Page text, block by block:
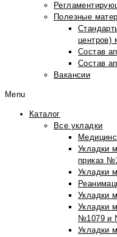
Полезные
центров)
Состав
Состав
Вакансии
Menu
Каталог
Все укладки
Укладки
приказ
Укладки
Укладки
Укладки
№1079 и
Укладки